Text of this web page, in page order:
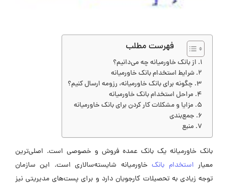
فهرست مطلب
از بانک خاورمیانه چه می‌دانیم؟
شرایط استخدام بانک خاورمیانه
چگونه برای بانک خاورمیانه، رزومه ارسال کنیم؟
مراحل استخدام بانک خاورمیانه
مزایا و مشکلات کار کردن برای بانک خاورمیانه
جمع‌بندی
منبع
بانک خاورمیانه یک بانک عمده فروش و خصوصی است. اصلی‌ترین
معیار استخدام بانکخاورمیانه شایسته‌سالاری است. این سازمان
توجه زیادی به تحصیلات کارجویان دارد و برای پست‌های مدیریتی نیز